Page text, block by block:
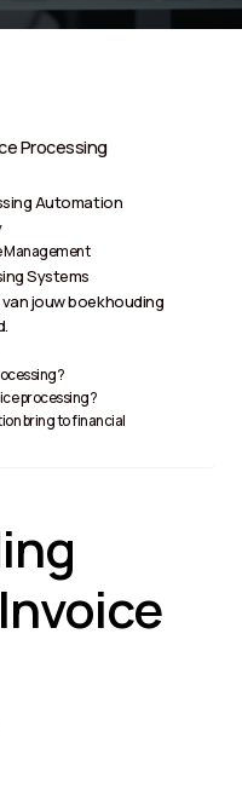
Processing
Automation
Management
Systems
jouw boekhouding
processing?
bring to financial